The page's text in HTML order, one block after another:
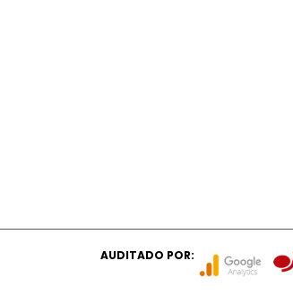
AUDITADO POR: